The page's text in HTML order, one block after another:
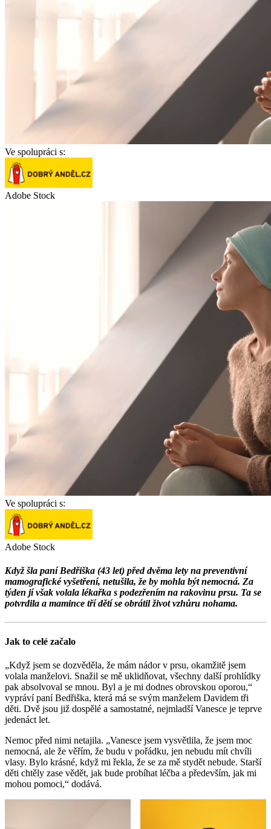
Ve spolupráci s:
Adobe Stock
Ve spolupráci s:
Adobe Stock
Když šla paní Bedřiška (43 let) před dvěma lety na preventivní
mamografické vyšetření, netušila, že by mohla být nemocná. Za
týden jí však volala lékařka s podezřením na rakovinu prsu. Ta se
potvrdila a mamince tří dětí se obrátil život vzhůru nohama.
Jak to celé začalo
„Když jsem se dozvěděla, že mám nádor v prsu, okamžitě jsem
volala manželovi. Snažil se mě uklidňovat, všechny další prohlídky
pak absolvoval se mnou. Byl a je mi dodnes obrovskou oporou,“
vypráví paní Bedřiška, která má se svým manželem Davidem tři
děti. Dvě jsou již dospělé a samostatné, nejmladší Vanesce je teprve
jedenáct let.
Nemoc před nimi netajila. „Vanesce jsem vysvětlila, že jsem moc
nemocná, ale že věřím, že budu v pořádku, jen nebudu mít chvíli
vlasy. Bylo krásné, když mi řekla, že se za mě stydět nebude. Starší
děti chtěly zase vědět, jak bude probíhat léčba a především, jak mi
mohou pomoci,“ dodává.